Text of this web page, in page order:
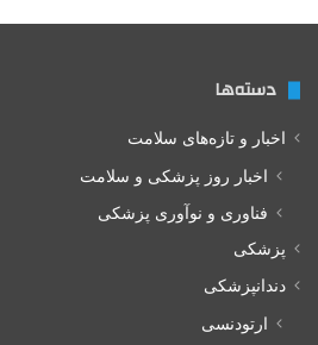
دسته‌ها
اخبار و تازه‌های سلامت
اخبار روز پزشکی و سلامت
فناوری و نوآوری پزشکی
پزشکی
دندانپزشکی
ارتودنسی